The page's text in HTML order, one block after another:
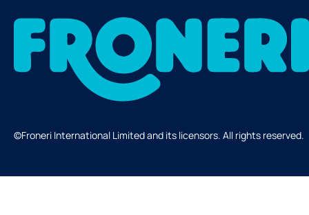
©Froneri International Limited and its licensors. All rights reserved.